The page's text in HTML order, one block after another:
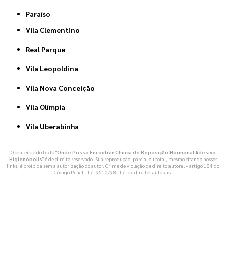
Paraíso
Vila Clementino
Real Parque
Vila Leopoldina
Vila Nova Conceição
Vila Olímpia
Vila Uberabinha
O conteúdo do texto "Onde Posso Encontrar Clínica de Reposição Hormonal Adesivo
Higienópolis" é de direito reservado. Sua reprodução, parcial ou total, mesmo citando nossos
links, é proibida sem a autorização do autor. Crime de violação de direito autoral – artigo 184 do
Código Penal – Lei 9610/98 - Lei de direitos autorais